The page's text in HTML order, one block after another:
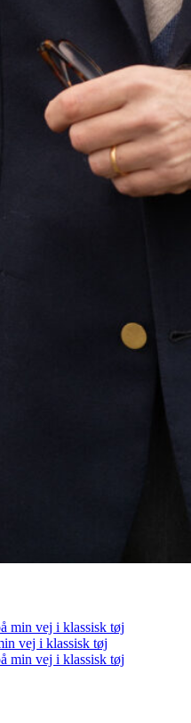
min vej i klassisk tøj
vej i klassisk tøj
min vej i klassisk tøj